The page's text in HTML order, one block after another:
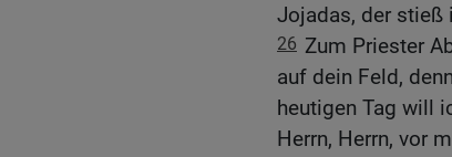
Jojadas, der stieß
26 Zum Priester
auf dein Feld,
heutigen Tag will
Herrn, Herrn, vor